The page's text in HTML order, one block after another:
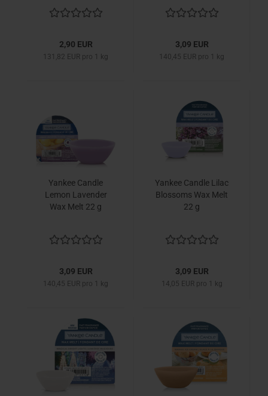
2,90 EUR
131,82 EUR pro 1 kg
3,09 EUR
140,45 EUR pro 1 kg
Yankee Candle
Lemon Lavender
Wax Melt 22 g
3,09 EUR
140,45 EUR pro 1 kg
Yankee Candle Lilac
Blossoms Wax Melt
22 g
3,09 EUR
14,05 EUR pro 1 kg